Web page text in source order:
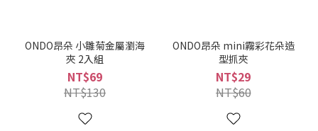
ONDO昂朵 小雛菊金屬瀏海
夾 2入組
NT$69
NT$130
ONDO昂朵 mini霧彩花朵造
型抓夾
NT$29
NT$60